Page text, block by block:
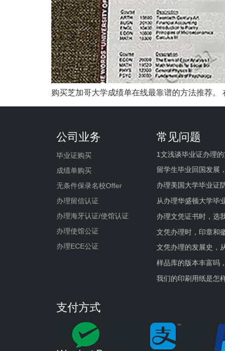
购买芝加哥大学成绩单在线最靠谱的方法推荐
公司业务
毕业证购买
成绩单购买
无条件保录名校Offer
办理留信认证
办理海牙认证/使馆认证
办理使馆公证
办理ECE公证
常见问题
1文浅谈毕业证办理
留学生毕业回国发展
办理美国大学毕业证
从办理华盛顿大学毕
办理文凭证书时，选
文凭办理时，印章和
文凭办理的发展史，
样品库的版本丰富吗
我们的印刷用纸是怎
支付方式